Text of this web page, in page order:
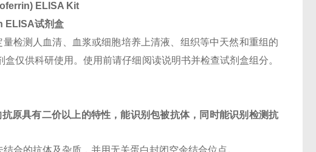
ELISA Kit
ELISA试剂盒
检测人血清、血浆或细胞培养上清液、组织等中天然和重组的
仅供科研使用。使用前请仔细阅读说明书并检查试剂盒组分。
原具有二价以上的特性，能识别包被抗体，同时能识别检测抗
合的抗体及杂质，并用无关蛋白封闭空余结合位点。